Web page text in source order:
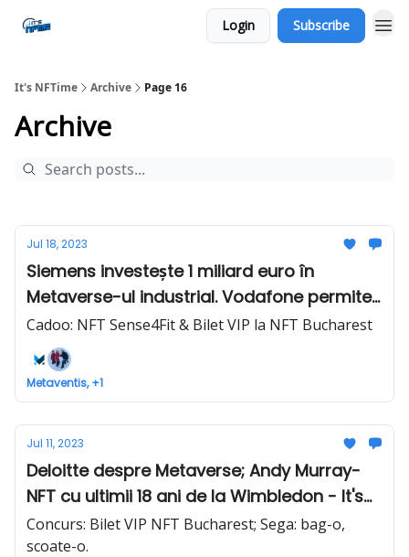
Login Subscribe
It's NFTime Archive Page 16
Archive
Jul 18, 2023
Siemens investește 1 miliard euro în
Metaverse-ul industrial. Vodafone permite
conectarea în Metaverse via numărul de
telefon. - It's NFTime #40
Cadoo: NFT Sense4Fit & Bilet VIP la NFT Bucharest
Metaventis, +1
Jul 11, 2023
Deloitte despre Metaverse; Andy Murray-
NFT cu ultimii 18 ani de la Wimbledon - It's
NFTime #39
Concurs: Bilet VIP NFT Bucharest; Sega: bag-o,
scoate-o.